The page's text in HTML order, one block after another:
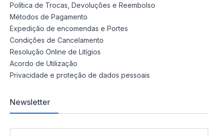
Política de Trocas, Devoluções e Reembolso
Métodos de Pagamento
Expedição de encomendas e Portes
Condições de Cancelamento
Resolução Online de Litígios
Acordo de Utilização
Privacidade e proteção de dados pessoais
Newsletter